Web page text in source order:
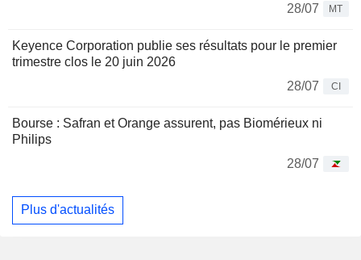
28/07
MT
Keyence Corporation publie ses résultats pour le premier
trimestre clos le 20 juin 2026
28/07
CI
Bourse : Safran et Orange assurent, pas Biomérieux ni
Philips
28/07
Plus d'actualités